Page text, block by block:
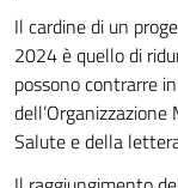
Il cardine di un
2024 è quello di
possono contrarre
Salute e della